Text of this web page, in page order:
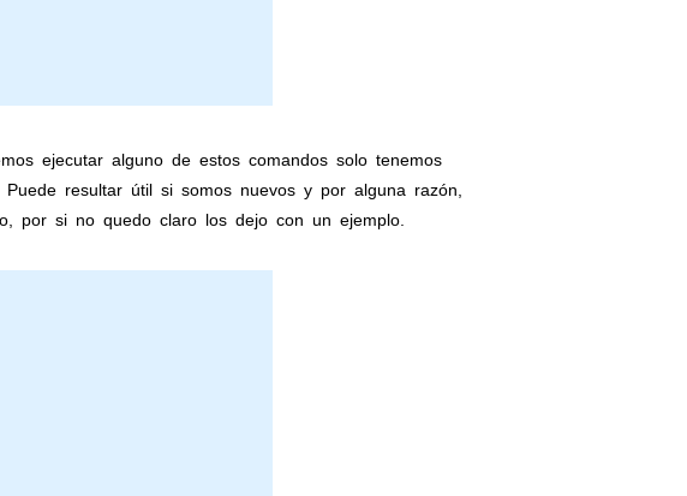
ejecutar alguno de estos comandos solo tenemos
resultar útil si somos nuevos y por alguna razón,
por si no quedo claro los dejo con un ejemplo.